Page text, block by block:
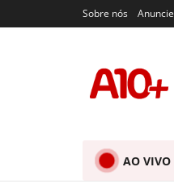
Sobre nós Anuncie
AO VIVO